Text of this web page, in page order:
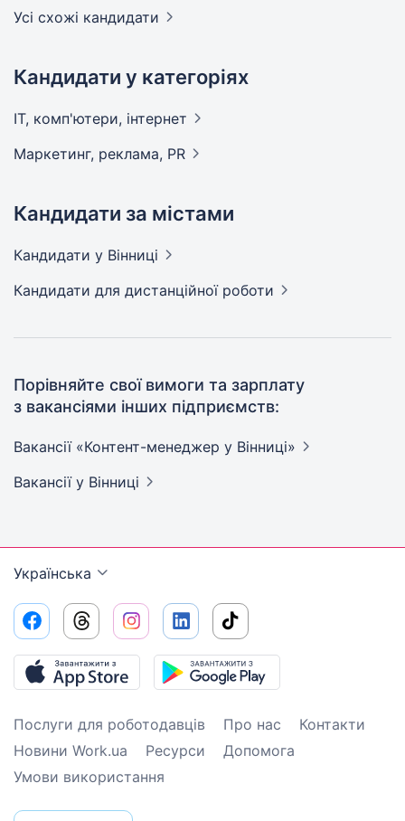
Усі схожі кандидати
Кандидати у категоріях
IT, комп'ютери, інтернет
Маркетинг, реклама, PR
Кандидати за містами
Кандидати у Вінниці
Кандидати для дистанційної роботи
Порівняйте свої вимоги та зарплату
з вакансіями інших підприємств:
Вакансії «Контент-менеджер у Вінниці»
Вакансії у Вінниці
Українська
Послуги для роботодавців Про нас
Контакти
Новини Work.ua
Ресурси
Допомога
Умови використання